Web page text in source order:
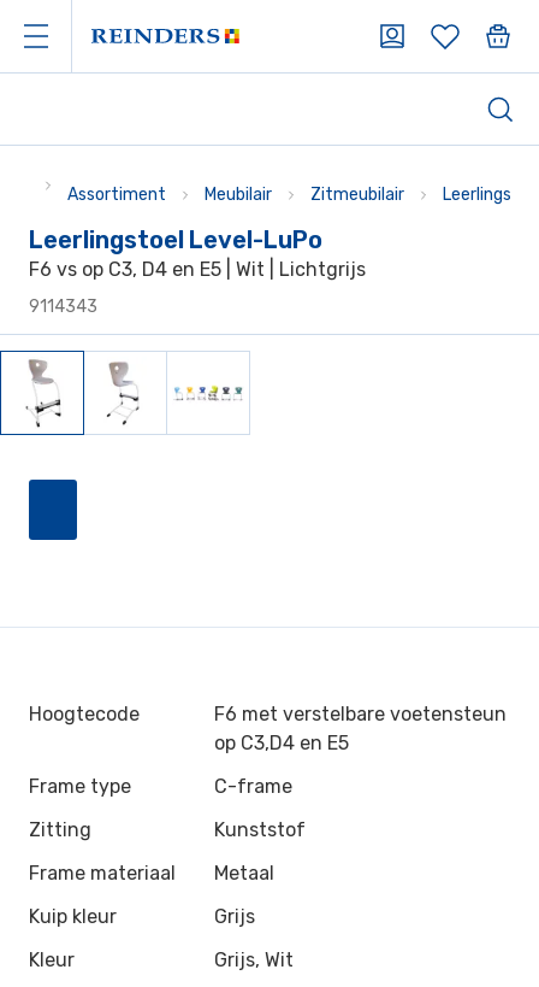
Assortiment Meubilair Zitmeubilair
Leerlingstoel Level-LuPo
F6 vs op C3, D4 en E5 | Wit | Lichtgrijs
9114343
Hoogtecode
F6 met verstelbare voetensteun
op C3,D4 en E5
Frame type
C-frame
Zitting
Kunststof
Frame materiaal
Metaal
Kuip kleur
Grijs
Kleur
Grijs, Wit